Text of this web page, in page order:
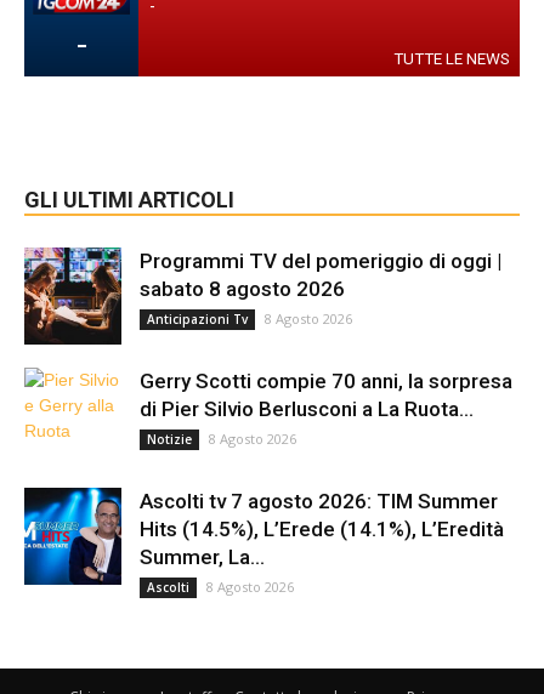
-
-
TUTTE LE NEWS
GLI ULTIMI ARTICOLI
Programmi TV del pomeriggio di oggi |
sabato 8 agosto 2026
Anticipazioni Tv 8 Agosto 2026
Gerry Scotti compie 70 anni, la sorpresa
di Pier Silvio Berlusconi a La Ruota...
Notizie 8 Agosto 2026
Ascolti tv 7 agosto 2026: TIM Summer
Hits (14.5%), L’Erede (14.1%), L’Eredità
Summer, La...
Ascolti 8 Agosto 2026